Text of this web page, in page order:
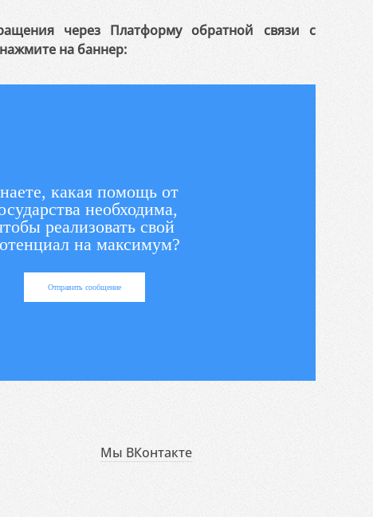
через Платформу обратной связи с
на баннер:
какая помощь от
необходима,
реализовать свой
на максимум?
Отправить сообщение
Мы ВКонтакте